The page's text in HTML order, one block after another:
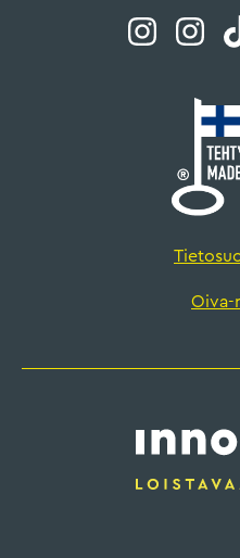
Oiva-